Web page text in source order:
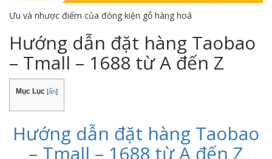
Ưu và nhược điểm của đóng kiện gỗ hàng hoá
Hướng dẫn đặt hàng Taobao
– Tmall – 1688 từ A đến Z
Mục Lục [ẩn]
Hướng dẫn đặt hàng Taobao
– Tmall – 1688 từ A đến Z